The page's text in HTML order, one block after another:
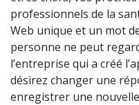
professionnels de la
Web unique et un mot
personne ne peut
l’entreprise qui a créé
désirez changer une
enregistrer une